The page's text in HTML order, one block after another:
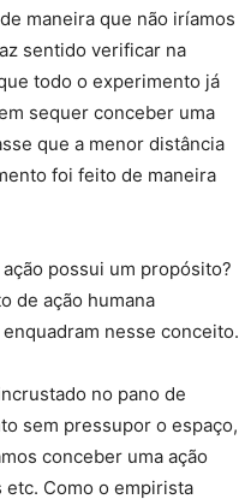
maneira que não iríamos
sentido verificar na
todo o experimento já
sequer conceber uma
que a menor distância
foi feito de maneira
possui um propósito?
de ação humana
nesse conceito.
no pano de
sem pressupor o espaço,
conceber uma ação
etc. Como o empirista